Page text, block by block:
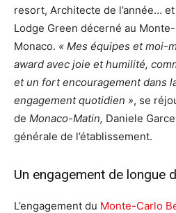
resort, Architecte de l’année…
Lodge Green décerné au
Monaco. « Mes équipes et moi-
award avec joie et humilité,
et un fort encouragement dans
engagement quotidien », se
de Monaco-Matin, Daniele
générale de l’établissement.
Un engagement de longue
L’engagement du Monte-Carlo